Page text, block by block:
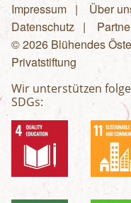
Impressum Über
Datenschutz
© 2026 Blühendes
Privatstiftung
Wir unterstützen
SDGs: